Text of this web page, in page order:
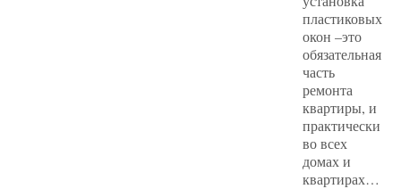
пластиковых
окон –это
обязательная
часть
ремонта
квартиры, и
практически
во всех
домах и
квартирах…